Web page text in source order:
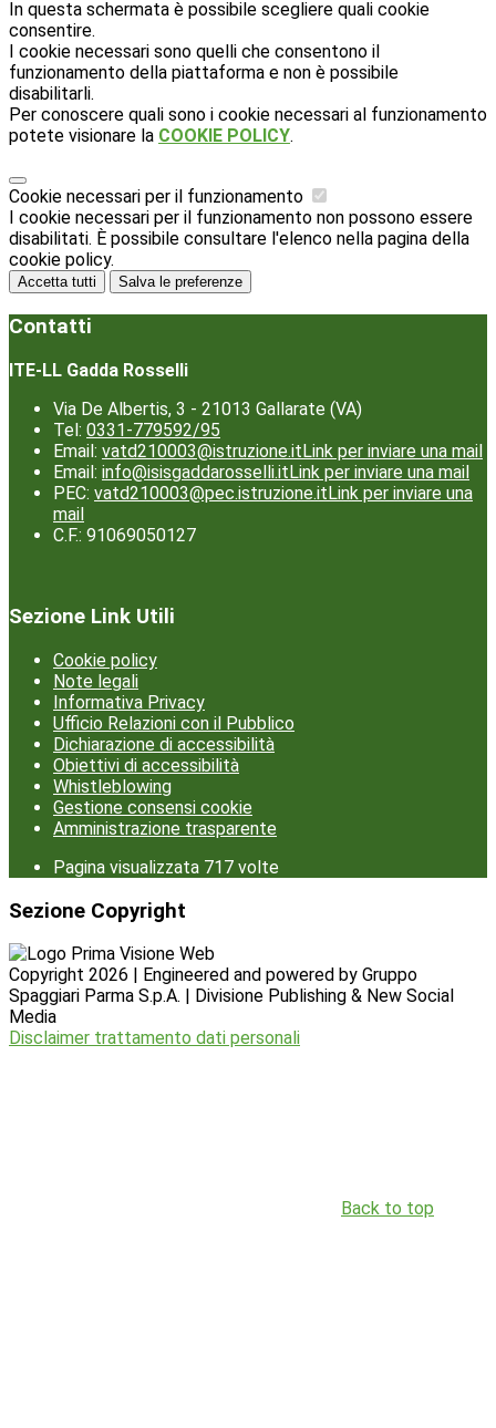
In questa schermata è possibile scegliere quali cookie
consentire.
I cookie necessari sono quelli che consentono il
funzionamento della piattaforma e non è possibile
disabilitarli.
Per conoscere quali sono i cookie necessari al funzionamento
potete visionare la COOKIE POLICY.
Cookie necessari per il funzionamento
I cookie necessari per il funzionamento non possono essere
disabilitati. È possibile consultare l'elenco nella pagina della
cookie policy.
Accetta tutti Salva le preferenze
Contatti
ITE-LL Gadda Rosselli
Via De Albertis, 3 - 21013 Gallarate (VA)
Tel: 0331-779592/95
Email: vatd210003@istruzione.itLink per inviare una mail
Email: info@isisgaddarosselli.itLink per inviare una mail
PEC: vatd210003@pec.istruzione.itLink per inviare una
mail
C.F.: 91069050127
Sezione Link Utili
Cookie policy
Note legali
Informativa Privacy
Ufficio Relazioni con il Pubblico
Dichiarazione di accessibilità
Obiettivi di accessibilità
Whistleblowing
Gestione consensi cookie
Amministrazione trasparente
Pagina visualizzata 717 volte
Sezione Copyright
Copyright 2026 | Engineered and powered by Gruppo
Spaggiari Parma S.p.A. | Divisione Publishing & New Social
Media
Disclaimer trattamento dati personali
Back to top